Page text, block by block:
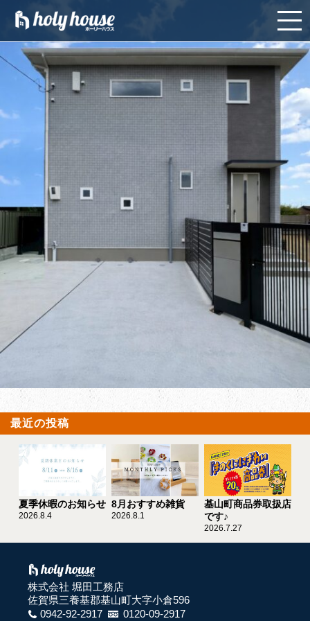
最近の投稿
夏季休暇のお知らせ
2026.8.4
8月おすすめ雑貨
2026.8.1
基山町商品券取扱店
です♪
2026.7.27
株式会社 堀田工務店
佐賀県三養基郡基山町大字小倉596
0942-92-2917
0120-09-2917